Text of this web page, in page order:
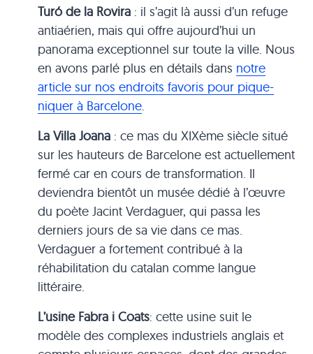
Turó de la Rovira : il s’agit là aussi d’un refuge
antiaérien, mais qui offre aujourd’hui un
panorama exceptionnel sur toute la ville. Nous
en avons parlé plus en détails dans notre
article sur nos endroits favoris pour pique-
niquer à Barcelone
La Villa Joana : ce mas du XIXème siècle situé
sur les hauteurs de Barcelone est actuellement
fermé car en cours de transformation. Il
deviendra bientôt un musée dédié à l’œuvre
du poète Jacint Verdaguer, qui passa les
derniers jours de sa vie dans ce mas.
Verdaguer a fortement contribué à la
réhabilitation du catalan comme langue
littéraire.
L’usine Fabra i Coats: cette usine suit le
modèle des complexes industriels anglais et